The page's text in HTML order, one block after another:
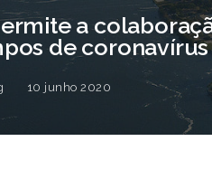
a
de coronavírus
10 junho 2020